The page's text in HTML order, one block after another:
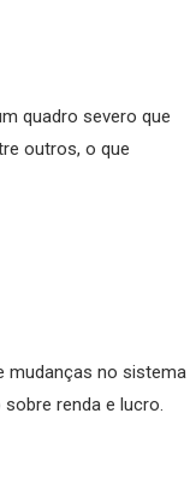
quadro severo que
outros, o que
mudanças no sistema
renda e lucro.